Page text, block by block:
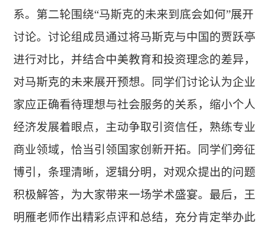
系。第二轮围绕“马斯克的未来到底会如何”展开
讨论。讨论组成员通过将马斯克与中国的贾跃亭
进行对比，并结合中美教育和投资理念的差异，
对马斯克的未来展开预想。同学们讨论认为企业
家应正确看待理想与社会服务的关系，缩小个人
经济发展着眼点，主动争取引资信任，熟练专业
商业领域，恰当引领国家创新开拓。同学们旁征
博引，条理清晰，逻辑分明，对观众提出的问题
积极解答，为大家带来一场学术盛宴。 最后，王
明雁老师作出精彩点评和总结，充分肯定举办此